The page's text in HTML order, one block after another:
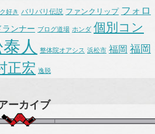
好き バリバリ伝説 ファンクリップ フォロ
ランナー ブログ道場 ホンダ 個別コン
人 整体院オアシス 浜松市 福岡 福岡
正宏 逸脱
ーカイブ